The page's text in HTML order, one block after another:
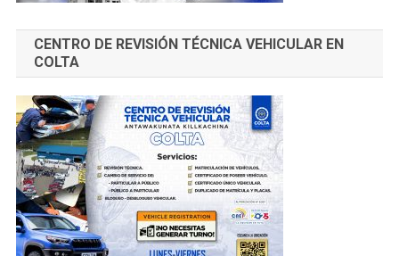
CENTRO DE REVISIÓN TÉCNICA VEHICULAR EN
COLTA